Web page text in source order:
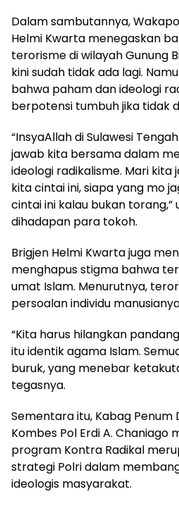
Dalam sambutannya,
Helmi Kwarta menegaskan
terorisme di wilayah Gunung
kini sudah tidak ada lagi.
bahwa paham dan ideologi
berpotensi tumbuh jika tidak
“InsyaAllah di Sulawesi
jawab kita bersama dalam
ideologi radikalisme. Mari kita
kita cintai ini, siapa yang mo
cintai ini kalau bukan torang,”
dihadapan para tokoh.
Brigjen Helmi Kwarta juga
menghapus stigma bahwa
umat Islam. Menurutnya,
persoalan individu
“Kita harus hilangkan
itu identik agama Islam.
buruk, yang menebar
tegasnya.
Sementara itu, Kabag Penum
Kombes Pol Erdi A. Chaniago
program Kontra Radikal
strategi Polri dalam
ideologis masyarakat.